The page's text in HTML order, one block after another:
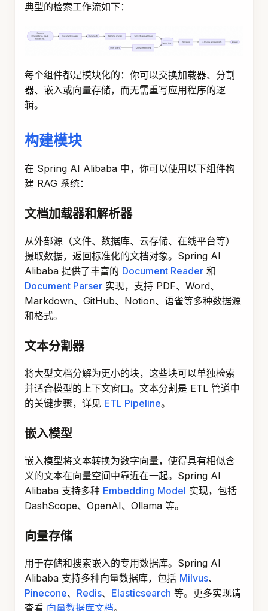
典型的检索工作流如下：
每个组件都是模块化的：你可以交换加载器、分割
器、嵌入或向量存储，而无需重写应用程序的逻
辑。
构建模块
在 Spring AI Alibaba 中，你可以使用以下组件构
建 RAG 系统：
文档加载器和解析器
从外部源（文件、数据库、云存储、在线平台等）
摄取数据，返回标准化的文档对象。Spring AI
Alibaba 提供了丰富的 Document Reader 和
Document Parser 实现，支持 PDF、Word、
Markdown、GitHub、Notion、语雀等多种数据源
和格式。
文本分割器
将大型文档分解为更小的块，这些块可以单独检索
并适合模型的上下文窗口。文本分割是 ETL 管道中
的关键步骤，详见 ETL Pipeline。
嵌入模型
嵌入模型将文本转换为数字向量，使得具有相似含
义的文本在向量空间中靠近在一起。Spring AI
Alibaba 支持多种 Embedding Model 实现，包括
DashScope、OpenAI、Ollama 等。
向量存储
用于存储和搜索嵌入的专用数据库。Spring AI
Alibaba 支持多种向量数据库，包括 Milvus、
Pinecone、 Redis、 Elasticsearch 等。更多实现请
查看 向量数据库文档。